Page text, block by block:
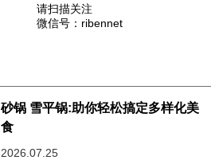
请扫描关注
微信号：ribennet
砂锅 雪平锅:助你轻松搞定多样化美
食
2026.07.25